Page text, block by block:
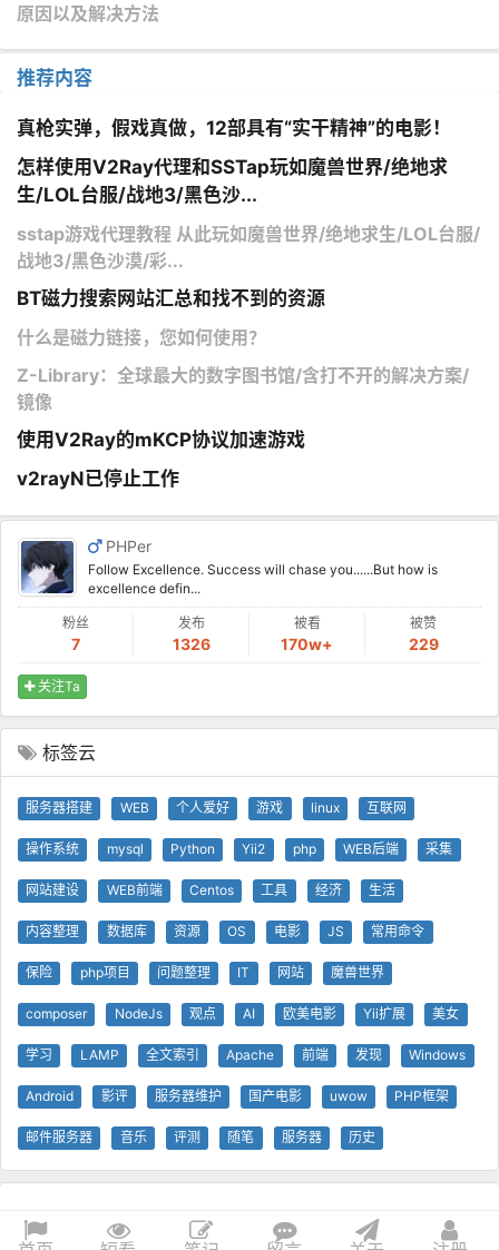
原因以及解决方法
推荐内容
真枪实弹，假戏真做，12部具有“实干精神”的电影！
怎样使用V2Ray代理和SSTap玩如魔兽世界/绝地求
生/LOL台服/战地3/黑色沙...
sstap游戏代理教程 从此玩如魔兽世界/绝地求生/LOL台服/
战地3/黑色沙漠/彩...
BT磁力搜索网站汇总和找不到的资源
什么是磁力链接，您如何使用？
Z-Library：全球最大的数字图书馆/含打不开的解决方案/
镜像
使用V2Ray的mKCP协议加速游戏
v2rayN已停止工作
PHPer
Follow Excellence. Success will chase you......But how is
excellence defin...
粉丝
7
发布
1326
被看
170w+
被赞
229
关注Ta
标签云
服务器搭建 WEB 个人爱好 游戏 linux 互联网
操作系统 mysql Python Yii2 php WEB后端 采集
网站建设 WEB前端 Centos 工具 经济 生活
内容整理 数据库 资源 OS 电影 JS 常用命令
保险 php项目 问题整理 IT 网站 魔兽世界
composer NodeJs 观点 AI 欧美电影 Yii扩展 美女
学习 LAMP 全文索引 Apache 前端 发现 Windows
Android 影评 服务器维护 国产电影 uwow PHP框架
邮件服务器 音乐 评测 随笔 服务器 历史
© 查问我看 - 查问网 0.74s 1 GB 技术支持
Yii 框架